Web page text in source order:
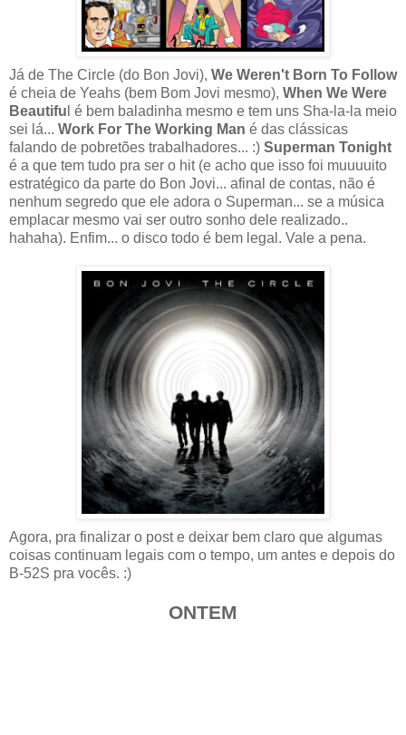
Já de The Circle (do Bon Jovi), We Weren't Born To Follow
é cheia de Yeahs (bem Bom Jovi mesmo), When We Were
Beautifu l é bem baladinha mesmo e tem uns Sha-la-la meio
sei lá... Work For The Working Man é das clássicas
falando de pobretões trabalhadores... :) Superman Tonight
é a que tem tudo pra ser o hit (e acho que isso foi muuuuito
estratégico da parte do Bon Jovi... afinal de contas, não é
nenhum segredo que ele adora o Superman... se a música
emplacar mesmo vai ser outro sonho dele realizado..
hahaha). Enfim... o disco todo é bem legal. Vale a pena.
Agora, pra finalizar o post e deixar bem claro que algumas
coisas continuam legais com o tempo, um antes e depois do
B-52S pra vocês. :)
ONTEM